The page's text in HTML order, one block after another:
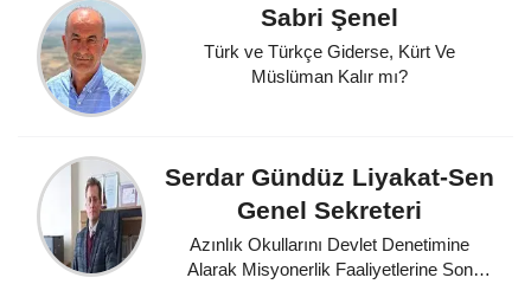
Sabri Şenel
Türk ve Türkçe Giderse, Kürt Ve
Müslüman Kalır mı?
Serdar Gündüz Liyakat-Sen
Genel Sekreteri
Azınlık Okullarını Devlet Denetimine
Alarak Misyonerlik Faaliyetlerine Son